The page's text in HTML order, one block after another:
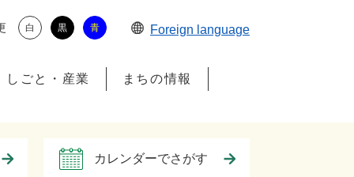
白 黒 青 Foreign language
しごと・産業 まちの情報
カレンダーでさがす